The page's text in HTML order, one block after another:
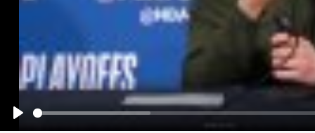
Alle HTML-Tags außer <br>, <strike> und <i> werden aus Deinem Kommentar entfernt.
URLs werden automatisch umgewandelt. Bitte verwende "www." oder "http://" in URLs
Ich möchte eine E-Mail, wenn zu meinem Kommentar Antworten erscheinen.
Ich möchte eine E-Mail, wenn auf dieser Seite weitere Kommentare erscheinen.